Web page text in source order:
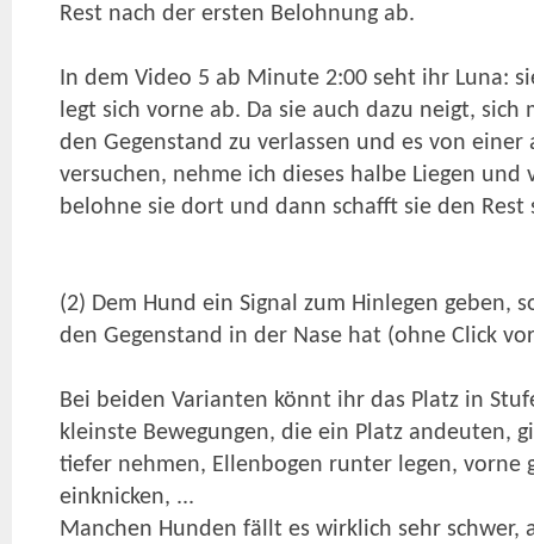
Rest nach der ersten Belohnung ab.
In dem Video 5 ab Minute 2:00 seht ihr Luna:
legt sich vorne ab. Da sie auch dazu neigt, sich
den Gegenstand zu verlassen und es von
versuchen, nehme ich dieses halbe Liegen
belohne sie dort und dann schafft sie den Rest
(2) Dem Hund ein Signal zum Hinlegen geben,
den Gegenstand in der Nase hat (ohne Click
Bei beiden Varianten könnt ihr das Platz in
kleinste Bewegungen, die ein Platz andeuten,
tiefer nehmen, Ellenbogen runter legen, vorne
einknicken, ...
Manchen Hunden fällt es wirklich sehr schwer,